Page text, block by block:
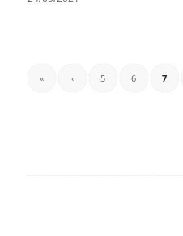
« ‹ 5 6 7